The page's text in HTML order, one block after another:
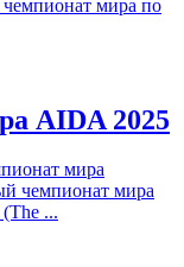
мира по
AIDA 2025
мира
чемпионат мира
...